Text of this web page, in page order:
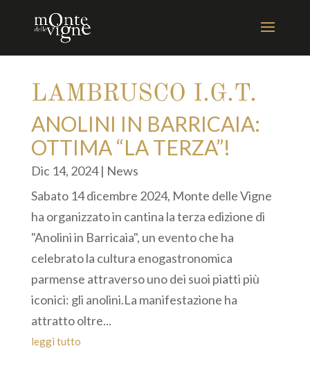
LAMBRUSCO I.G.T.
ANOLINI IN BARRICAIA:
OTTIMA “LA TERZA”!
Dic 14, 2024| News
Sabato 14 dicembre 2024, Monte delle Vigne
ha organizzato in cantina la terza edizione di
"Anolini in Barricaia", un evento che ha
celebrato la cultura enogastronomica
parmense attraverso uno dei suoi piatti più
iconici: gli anolini.La manifestazione ha
attratto oltre...
leggi tutto